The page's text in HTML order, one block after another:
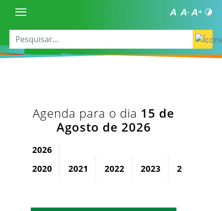
Agenda para o dia 15 de
Agosto de 2026
2026
2020
2021 2022 2023 2024